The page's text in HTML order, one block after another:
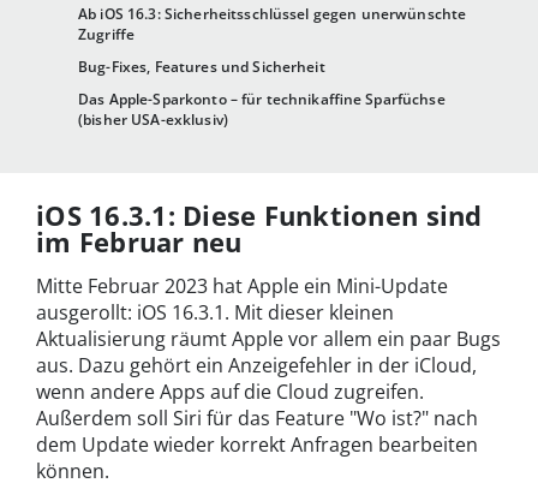
Ab iOS 16.3: Sicherheitsschlüssel gegen unerwünschte
Zugriffe
Bug-Fixes, Features und Sicherheit
Das Apple-Sparkonto – für technikaffine Sparfüchse
(bisher USA-exklusiv)
iOS 16.3.1: Diese Funktionen sind
im Februar neu
Mitte Februar 2023 hat Apple ein Mini-Update
ausgerollt: iOS 16.3.1. Mit dieser kleinen
Aktualisierung räumt Apple vor allem ein paar Bugs
aus. Dazu gehört ein Anzeigefehler in der iCloud,
wenn andere Apps auf die Cloud zugreifen.
Außerdem soll Siri für das Feature "Wo ist?" nach
dem Update wieder korrekt Anfragen bearbeiten
können.